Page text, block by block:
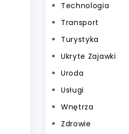
Technologia
Transport
Turystyka
Ukryte Zajawki
Uroda
Usługi
Wnętrza
Zdrowie